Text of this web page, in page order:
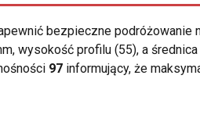
bezpieczne podróżowanie
wysokość profilu (55), a
97 informujący, że